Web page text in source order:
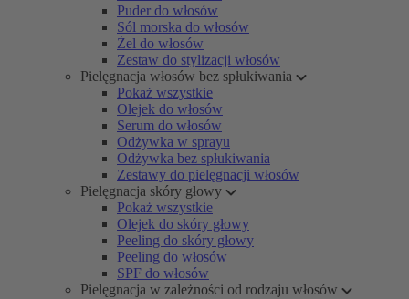
Puder do włosów
Sól morska do włosów
Żel do włosów
Zestaw do stylizacji włosów
Pielęgnacja włosów bez spłukiwania
Pokaż wszystkie
Olejek do włosów
Serum do włosów
Odżywka w sprayu
Odżywka bez spłukiwania
Zestawy do pielęgnacji włosów
Pielęgnacja skóry głowy
Pokaż wszystkie
Olejek do skóry głowy
Peeling do skóry głowy
Peeling do włosów
SPF do włosów
Pielęgnacja w zależności od rodzaju włosów